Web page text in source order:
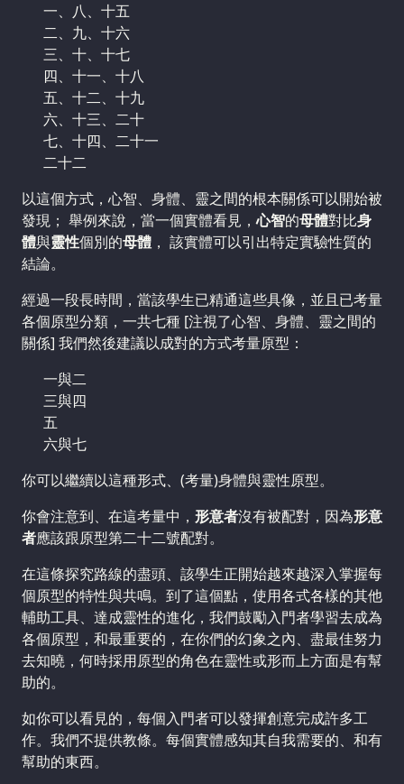
一、八、十五
二、九、十六
三、十、十七
四、十一、十八
五、十二、十九
六、十三、二十
七、十四、二十一
二十二
以這個方式，心智、身體、靈之間的根本關係可以開始被
發現； 舉例來說，當一個實體看見，心智的母體對比身
體與靈性個別的母體 ， 該實體可以引出特定實驗性質的
結論。
經過一段長時間，當該學生已精通這些具像，並且已考量
各個原型分類，一共七種 [注視了心智、身體、靈之間的
關係] 我們然後建議以成對的方式考量原型：
一與二
三與四
五
六與七
你可以繼續以這種形式、(考量)身體與靈性原型。
你會注意到、在這考量中， 形意者沒有被配對，因為形意
者應該跟原型第二十二號配對。
在這條探究路線的盡頭、該學生正開始越來越深入掌握每
個原型的特性與共鳴。到了這個點，使用各式各樣的其他
輔助工具、達成靈性的進化，我們鼓勵入門者學習去成為
各個原型，和最重要的，在你們的幻象之內、盡最佳努力
去知曉，何時採用原型的角色在靈性或形而上方面是有幫
助的。
如你可以看見的，每個入門者可以發揮創意完成許多工
作。我們不提供教條。每個實體感知其自我需要的、和有
幫助的東西。